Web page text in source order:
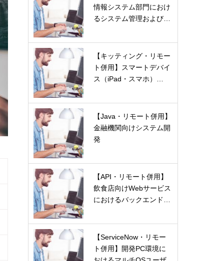
情報システム部門におけ
るシステム管理および…
【キッティング・リモー
ト併用】スマートデバイ
ス（iPad・スマホ）…
【Java・リモート併用】
金融機関向けシステム開
発
【API・リモート併用】
飲食店向けWebサービス
におけるバックエンド…
【ServiceNow・リモー
ト併用】開発PC環境に